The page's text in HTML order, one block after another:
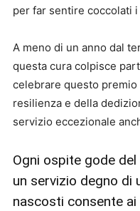
per far sentire coccolati
A meno di un anno dal
questa cura colpisce
celebrare questo
resilienza e della
servizio eccezionale
Ogni ospite gode
un servizio degno di
nascosti consente